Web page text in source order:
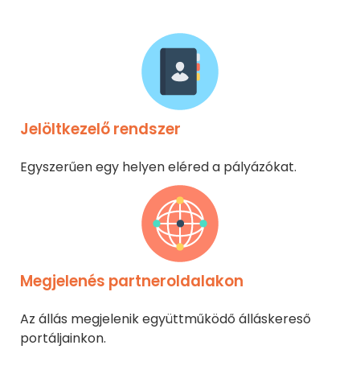
Jelöltkezelő rendszer
Egyszerűen egy helyen eléred a pályázókat.
Megjelenés partneroldalakon
Az állás megjelenik együttműködő álláskereső
portáljainkon.